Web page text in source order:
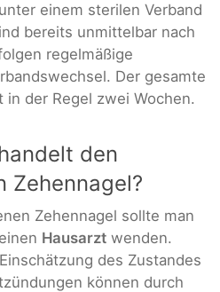
einem sterilen Verband
bereits unmittelbar nach
regelmäßige
Der gesamte
der Regel zwei Wochen.
den
Zehennagel?
Zehennagel sollte man
Hausarzt wenden.
des Zustandes
können durch